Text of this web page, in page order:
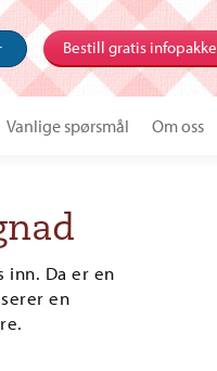
Bestill gratis infopakke
Vanlige spørsmål Om oss
inn. Da er en
en